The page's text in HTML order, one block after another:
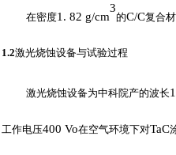
在密度1. 82 g/cm
3
的C/C复合
1.2激光烧蚀设备与试验过程
激光烧蚀设备为中科院产的波长
工作电压400 Vo在空气环境下对TaC